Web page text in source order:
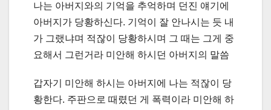
나는 아버지와의 기억을 추억하며 던진 얘기에
아버지가 당황하신다. 기억이 잘 안나시는 듯 내
가 그랬냐며 적잖이 당황하시며 그 때는 그게 중
요해서 그런거라 미안해 하시던 아버지의 말씀
갑자기 미안해 하시는 아버지에 나는 적잖이 당
황한다. 주판으로 때렸던 게 폭력이라 미안해 하